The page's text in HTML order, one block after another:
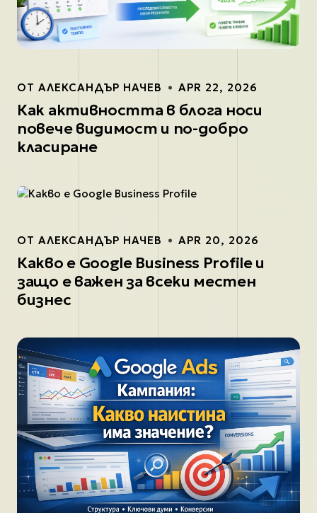
ОТ АЛЕКСАНДЪР НАЧЕВ APR 22, 2026
Как активността в блога носи
повече видимост и по-добро
класиране
ОТ АЛЕКСАНДЪР НАЧЕВ APR 20, 2026
Какво е Google Business Profile и
защо е важен за всеки местен
бизнес